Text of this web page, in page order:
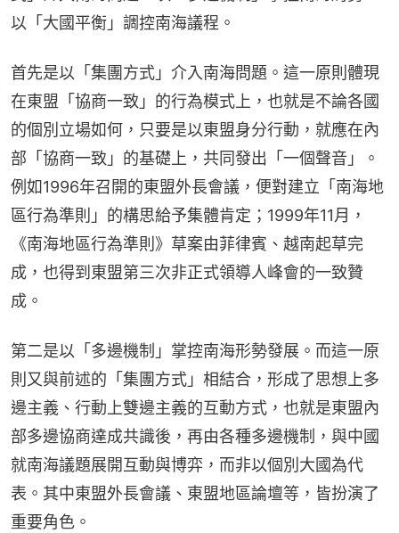
以「大國平衡」調控南海議程。
首先是以「集團方式」介入南海問題。這一原則體現
在東盟「協商一致」的行為模式上，也就是不論各國
的個別立場如何，只要是以東盟身分行動，就應在內
部「協商一致」的基礎上，共同發出「一個聲音」。
例如1996年召開的東盟外長會議，便對建立「南海地
區行為準則」的構思給予集體肯定；1999年11月，
《南海地區行為準則》草案由菲律賓、越南起草完
成，也得到東盟第三次非正式領導人峰會的一致贊
成。
第二是以「多邊機制」掌控南海形勢發展。而這一原
則又與前述的「集團方式」相結合，形成了思想上多
邊主義、行動上雙邊主義的互動方式，也就是東盟內
部多邊協商達成共識後，再由各種多邊機制，與中國
就南海議題展開互動與博弈，而非以個別大國為代
表。其中東盟外長會議、東盟地區論壇等，皆扮演了
重要角色。